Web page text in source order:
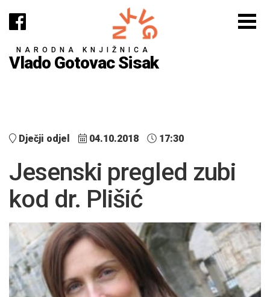
NARODNA KNJIŽNICA
Vlado Gotovac Sisak
Dječji odjel 04.10.2018 17:30
Jesenski pregled zubi
kod dr. Plišić